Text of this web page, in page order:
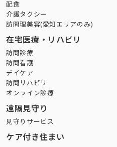
配食
介護タクシー
訪問理美容(愛知エリアのみ)
在宅医療・リハビリ
訪問診療
訪問看護
デイケア
訪問リハビリ
オンライン診療
遠隔見守り
見守りサービス
ケア付き住まい